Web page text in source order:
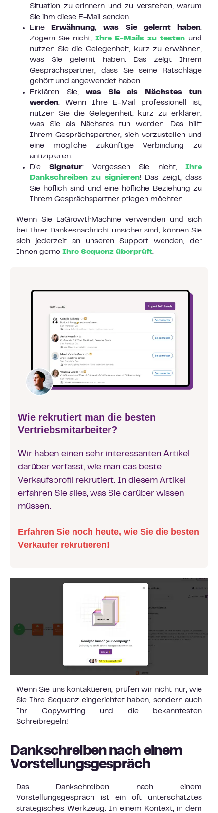
Situation zu erinnern und zu verstehen, warum
Sie ihm diese E-Mail senden.
Eine
Erwähnung, was Sie gelernt haben:
Zögern Sie nicht, Ihre E-Mails zu testen und
nutzen Sie die Gelegenheit, kurz zu erwähnen,
was Sie gelernt haben. Das zeigt Ihrem
Gesprächspartner, dass Sie seine Ratschläge
gehört und angewendet haben.
Erklären Sie, was Sie als Nächstes tun
werden: Wenn Ihre E-Mail professionell ist,
nutzen Sie die Gelegenheit, kurz zu erklären,
was Sie als Nächstes tun werden. Das hilft
Ihrem Gesprächspartner, sich vorzustellen und
eine mögliche zukünftige Verbindung zu
antizipieren.
DieSignatur: Vergessen Sie nicht,Ihre
Dankschreiben zu signieren! Das zeigt, dass
Sie höflich sind und eine höfliche Beziehung zu
Ihrem Gesprächspartner pflegen möchten.
Wenn Sie LaGrowthMachine verwenden und sich
bei Ihrer Dankesnachricht unsicher sind, können Sie
sich jederzeit an unseren Support wenden, der
Ihnen gerne Ihre Sequenz überprüft.
Wie rekrutiert man die besten
Vertriebsmitarbeiter?
Wir haben einen sehr interessanten Artikel
darüber verfasst, wie man das beste
Verkaufsprofil rekrutiert. In diesem Artikel
erfahren Sie alles, was Sie darüber wissen
müssen.
Erfahren Sie noch heute, wie Sie die besten
Verkäufer rekrutieren!
Wenn Sie uns kontaktieren, prüfen wir nicht nur, wie
Sie Ihre Sequenz eingerichtet haben, sondern auch
Ihr Copywriting und die bekanntesten
Schreibregeln!
Dankschreiben nach einem
Vorstellungsgespräch
Das Dankschreiben nach einem
Vorstellungsgespräch ist ein oft unterschätztes
strategisches Werkzeug. In einem Kontext, in dem